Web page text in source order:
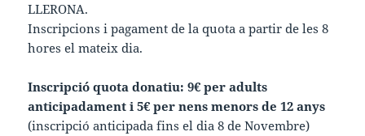
LLERONA.
Inscripcions i pagament de la quota a partir de les 8
hores el mateix dia.
Inscripció quota donatiu: 9€ per adults
anticipadament i 5€ per nens menors de 12 anys
(inscripció anticipada fins el dia 8 de Novembre)